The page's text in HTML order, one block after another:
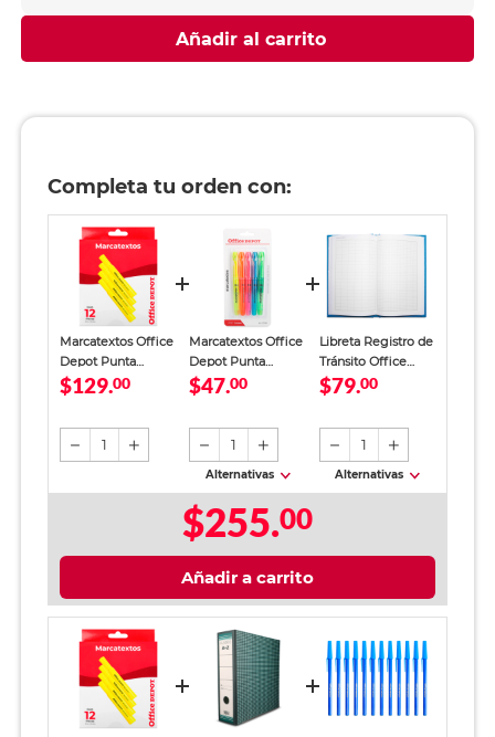
Añadir al carrito
Completa tu orden con:
Marcatextos Office
Depot Punta
Cincel Amarillo 12
$129.00
1
Marcatextos Office
Depot Punta
Cincel Colores 5
$47.00
1
Alternativas
Libreta Registro de
Tránsito Office
Depot Azul
$79.00
1
Alternativas
$255.00
Añadir a carrito